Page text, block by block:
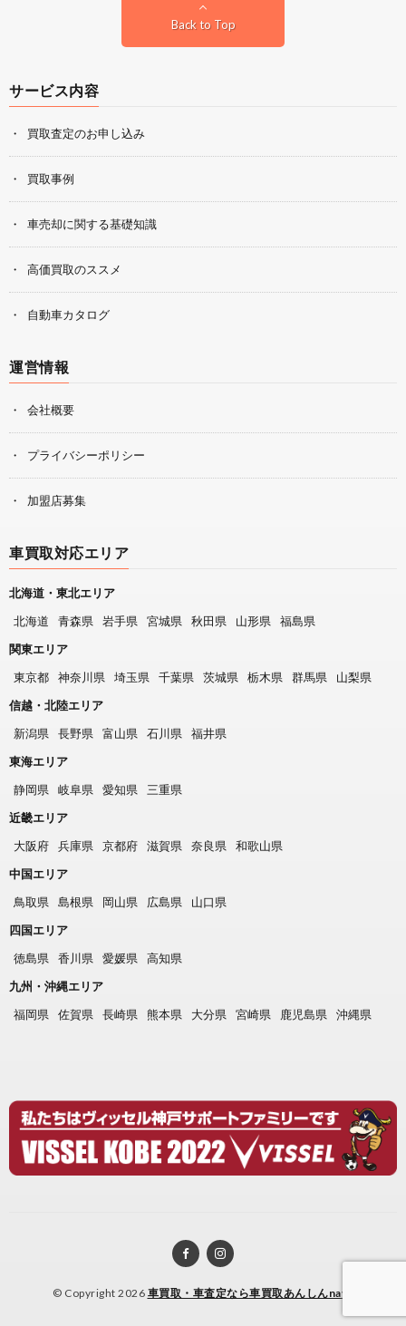
Back to Top
サービス内容
買取査定のお申し込み
買取事例
車売却に関する基礎知識
高価買取のススメ
自動車カタログ
運営情報
会社概要
プライバシーポリシー
加盟店募集
車買取対応エリア
北海道・東北エリア
北海道
青森県 岩手県 宮城県 秋田県 山形県
福島県
関東エリア
東京都
神奈川県 埼玉県 千葉県 茨城県 栃木県 群馬県
山梨県
信越・北陸エリア
新潟県
長野県 富山県 石川県
福井県
東海エリア
静岡県
岐阜県 愛知県
三重県
近畿エリア
大阪府
兵庫県 京都府 滋賀県 奈良県
和歌山県
中国エリア
鳥取県
島根県 岡山県 広島県
山口県
四国エリア
徳島県
香川県 愛媛県
高知県
九州・沖縄エリア
福岡県
佐賀県 長崎県 熊本県 大分県 宮崎県 鹿児島県 沖縄県
© Copyright 2026 車買取・車査定なら車買取あんしんnavi